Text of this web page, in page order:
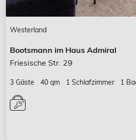
Westerland
Bootsmann im Haus Admiral
Friesische Str. 29
3 Gäste 40 qm 1 Schlafzimmer 1